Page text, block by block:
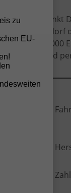
Punkt
Köln,
von über 2.000
und
lieferbare
vollständiger
Anzahlung,
zu
EU-